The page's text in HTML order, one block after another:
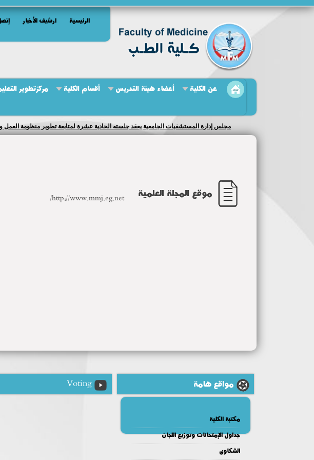
الرئيسية ارشيف الأخبار
عن الكلية أعضاء هيئة التدريس أقسام الكلية مركزتطوير
مجلس إدارة المستشفيات الجامعية يعقد جلسته الحادية عشرة لمتابعة تطوير منظومة العمل
موقع المجلة العلمية http://www.mmj.eg.net/
مواقع هامة
مكتبة الكلية
جداول الإمتحانات وتوزيع اللجان
الشكاوى
Voting